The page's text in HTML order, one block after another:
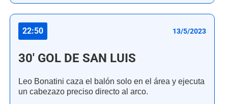
22:50 13/5/2023
30' GOL DE SAN LUIS
Leo Bonatini caza el balón solo en el área y ejecuta
un cabezazo preciso directo al arco.